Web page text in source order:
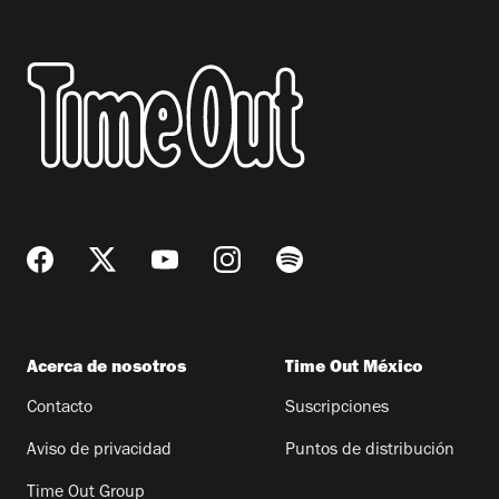
Acerca de nosotros
Contacto
Aviso de privacidad
Time Out Group
Time Out México
Suscripciones
Puntos de distribución